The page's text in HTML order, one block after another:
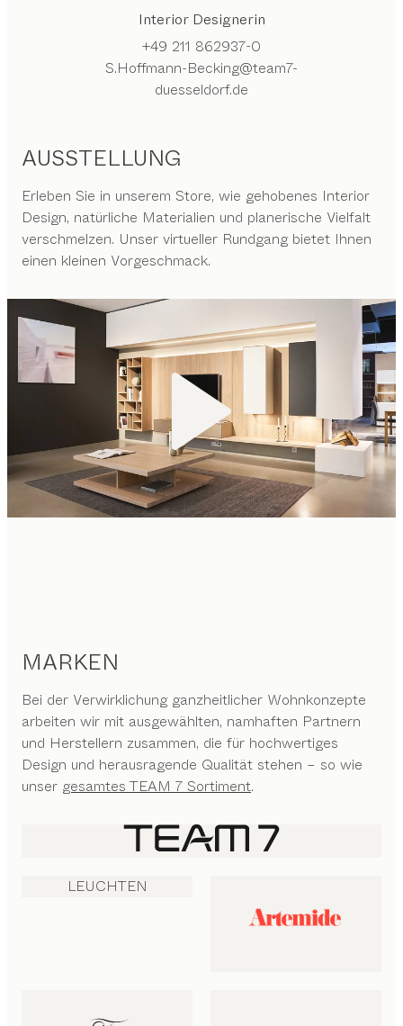
Interior Designerin
+49 211 862937-0
S.Hoffmann-Becking@team7-
duesseldorf.de
AUSSTELLUNG
Erleben Sie in unserem Store, wie gehobenes Interior
Design, natürliche Materialien und planerische Vielfalt
verschmelzen. Unser virtueller Rundgang bietet Ihnen
einen kleinen Vorgeschmack.
MARKEN
Bei der Verwirklichung ganzheitlicher Wohnkonzepte
arbeiten wir mit ausgewählten, namhaften Partnern
und Herstellern zusammen, die für hochwertiges
Design und herausragende Qualität stehen – so wie
unser gesamtes TEAM 7 Sortiment.
LEUCHTEN